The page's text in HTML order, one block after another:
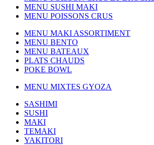
MENU SUSHI MAKI
MENU POISSONS CRUS
MENU MAKI ASSORTIMENT
MENU BENTO
MENU BATEAUX
PLATS CHAUDS
POKE BOWL
MENU MIXTES GYOZA
SASHIMI
SUSHI
MAKI
TEMAKI
YAKITORI